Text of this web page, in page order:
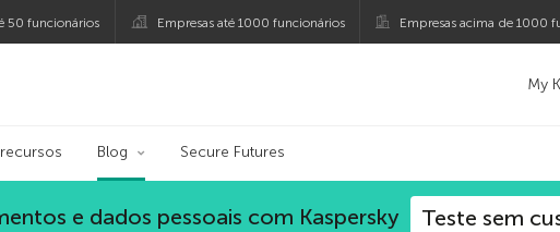
50 funcionários Empresas até 1000 funcionários Empresas acima de 1000
My
Blog Secure Futures
e dados pessoais com Kaspersky Teste sem